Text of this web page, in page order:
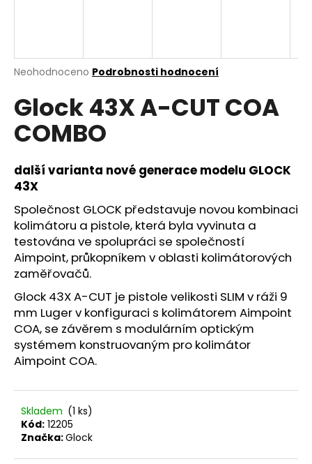
Průměrné
produktu
je
0,0
z
hvězdiček.
Neohodnoceno Podrobnosti hodnocení
Glock 43X A-CUT COA
COMBO
další varianta nové generace modelu GLOCK
43X
Společnost GLOCK představuje novou kombinaci
kolimátoru a pistole, která byla vyvinuta a
testována ve spolupráci se společností
Aimpoint, průkopníkem v oblasti kolimátorových
zaměřovačů.
Glock 43X A-CUT je pistole velikosti SLIM v ráži 9
mm Luger v konfiguraci s kolimátorem Aimpoint
COA, se závěrem s modulárním optickým
systémem konstruovaným pro kolimátor
Aimpoint COA.
Skladem (1 ks)
Kód: 12205
Značka:Glock
í
t
HLEDAT
D
o
p
o
r
u
č
u
j
e
e
NŮŽ
ZAVÍRACÍ
MAUSER